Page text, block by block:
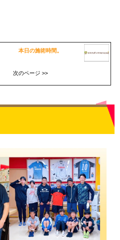
本日の施術時間。
次のページ >>